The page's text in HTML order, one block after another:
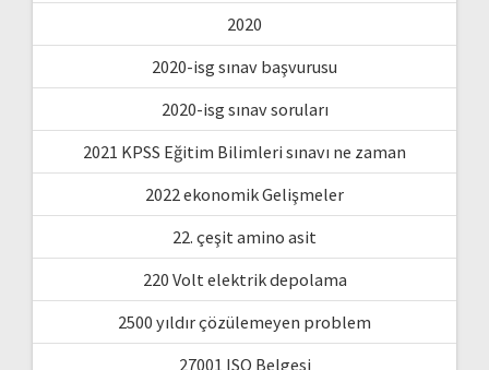
2020
2020-isg sınav başvurusu
2020-isg sınav soruları
2021 KPSS Eğitim Bilimleri sınavı ne zaman
2022 ekonomik Gelişmeler
22. çeşit amino asit
220 Volt elektrik depolama
2500 yıldır çözülemeyen problem
27001 ISO Belgesi